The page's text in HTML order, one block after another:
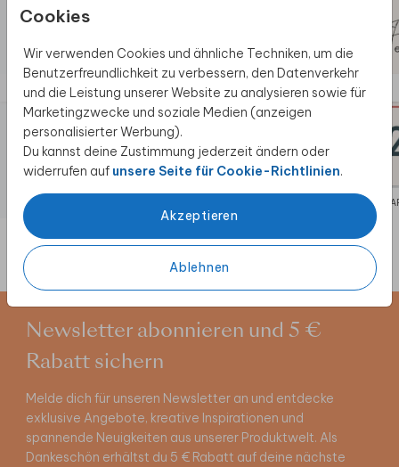
Cookies
Wir verwenden Cookies und ähnliche Techniken, um die
Benutzerfreundlichkeit zu verbessern, den Datenverkehr
und die Leistung unserer Website zu analysieren sowie für
Marketingzwecke und soziale Medien (anzeigen
personalisierter Werbung).
Du kannst deine Zustimmung jederzeit ändern oder
widerrufen auf unsere Seite für Cookie-Richtlinien.
Akzeptieren
Ablehnen
Newsletter abonnieren und 5 €
Rabatt sichern
Melde dich für unseren Newsletter an und entdecke
exklusive Angebote, kreative Inspirationen und
spannende Neuigkeiten aus unserer Produktwelt. Als
Dankeschön erhältst du 5 € Rabatt auf deine nächste